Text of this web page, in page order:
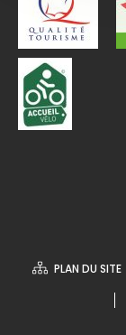
PLAN DU SITE